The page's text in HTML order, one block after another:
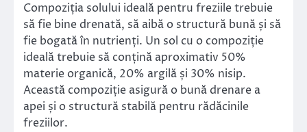
Compoziția solului ideală pentru freziile trebuie
să fie bine drenată, să aibă o structură bună și să
fie bogată în nutrienți. Un sol cu o compoziție
ideală trebuie să conțină aproximativ 50%
materie organică, 20% argilă și 30% nisip.
Această compoziție asigură o bună drenare a
apei și o structură stabilă pentru rădăcinile
freziilor.